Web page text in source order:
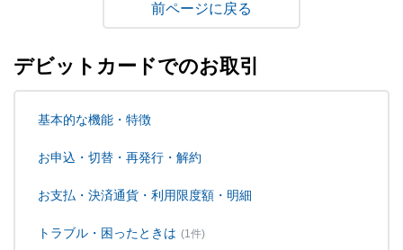
戻る
デビットカードでのお取引
基本的な機能・特徴
お申込・切替・再発行・解約
お支払・決済通貨・利用限度額・明細
トラブル・困ったときは (1件)